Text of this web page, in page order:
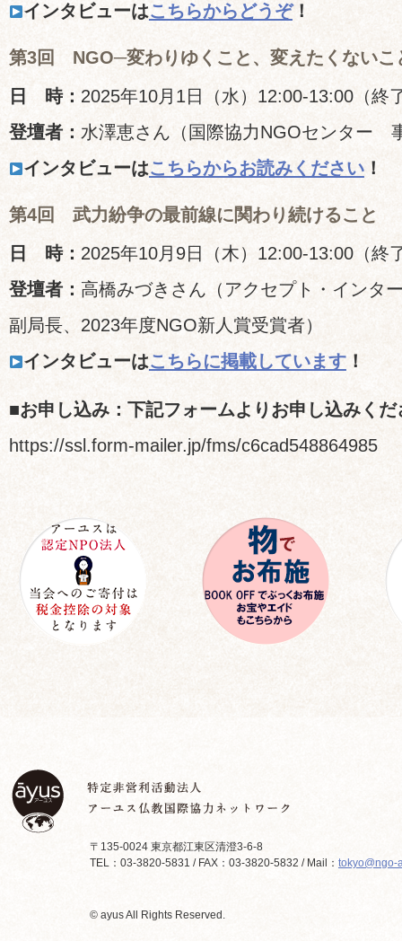
インタビューはこちらからどうぞ！
第3回 NGO─変わりゆくこと、変えたくないこ
日 時： 2025年10月1日（水）12:00-13:00（終
登壇者： 水澤恵さん（国際協力NGOセンター
インタビューはこちらからお読みください！
第4回 武力紛争の最前線に関わり続けること
日 時： 2025年10月9日（木）12:00-13:00（終
登壇者： 高橋みづきさん（アクセプト・インタ
副局長、2023年度NGO新人賞受賞者）
インタビューはこちらに掲載しています！
■お申し込み：下記フォームよりお申し込みくだ
https://ssl.form-mailer.jp/fms/c6cad548864985
〒135-0024 東京都江東区清澄3-6-8
TEL：03-3820-5831 / FAX：03-3820-5832 / Mail： tokyo@ngo-
© ayus All Rights Reserved.